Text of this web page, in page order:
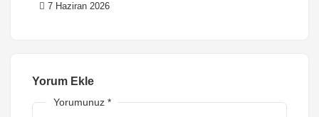
7 Haziran 2026
Yorum Ekle
Yorumunuz *